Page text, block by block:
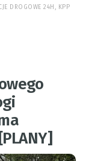
DROGOWE 24H, KPP